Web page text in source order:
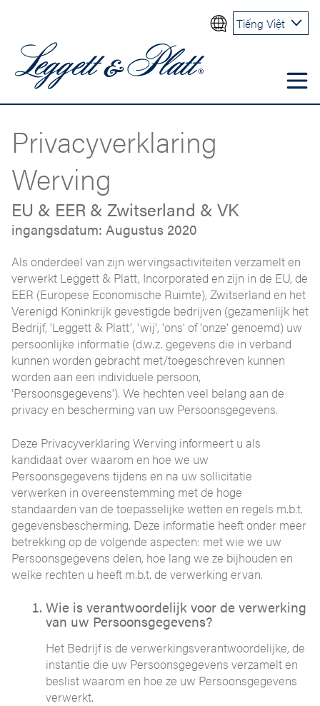
Tiếng Việt
Privacyverklaring
Werving
EU & EER & Zwitserland & VK
ingangsdatum: Augustus 2020
Als onderdeel van zijn wervingsactiviteiten verzamelt en
verwerkt Leggett & Platt, Incorporated en zijn in de EU, de
EER (Europese Economische Ruimte), Zwitserland en het
Verenigd Koninkrijk gevestigde bedrijven (gezamenlijk het
Bedrijf, 'Leggett & Platt', 'wij', 'ons' of 'onze' genoemd) uw
persoonlijke informatie (d.w.z. gegevens die in verband
kunnen worden gebracht met/toegeschreven kunnen
worden aan een individuele persoon,
'Persoonsgegevens'). We hechten veel belang aan de
privacy en bescherming van uw Persoonsgegevens.
Deze Privacyverklaring Werving informeert u als
kandidaat over waarom en hoe we uw
Persoonsgegevens tijdens en na uw sollicitatie
verwerken in overeenstemming met de hoge
standaarden van de toepasselijke wetten en regels m.b.t.
gegevensbescherming. Deze informatie heeft onder meer
betrekking op de volgende aspecten: met wie we uw
Persoonsgegevens delen, hoe lang we ze bijhouden en
welke rechten u heeft m.b.t. de verwerking ervan.
Wie is verantwoordelijk voor de verwerking
van uw Persoonsgegevens?
Het Bedrijf is de verwerkingsverantwoordelijke, de
instantie die uw Persoonsgegevens verzamelt en
beslist waarom en hoe ze uw Persoonsgegevens
verwerkt.